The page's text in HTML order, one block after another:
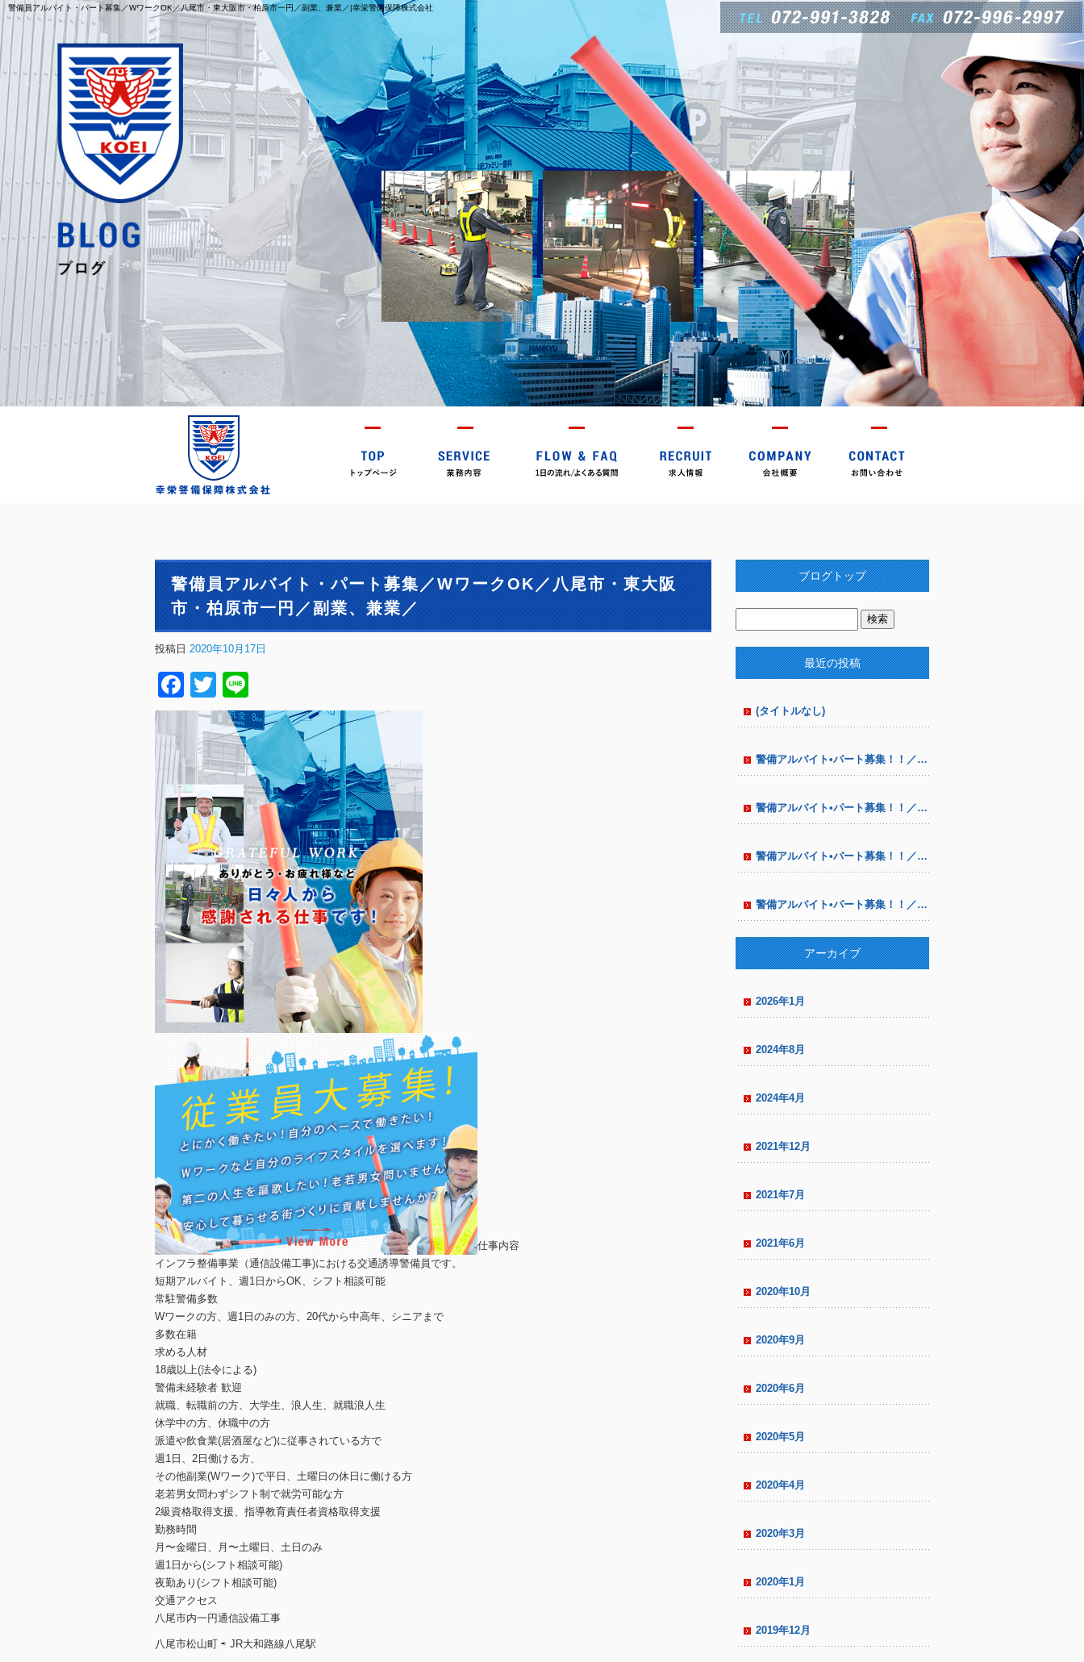
警備員アルバイト・パート募集／WワークOK／八尾市・東大阪市・柏原市一円／副業、兼業／|幸栄警備保障株式会社
警備員アルバイト・パート募集／WワークOK／八尾市・東大阪
市・柏原市一円／副業、兼業／
投稿日 2020年10月17日
Facebook
Twitter
仕事内容
インフラ整備事業（通信設備工事)における交通誘導警備員です。
短期アルバイト、週1日からOK、シフト相談可能
常駐警備多数
Wワークの方、週1日のみの方、20代から中高年、シニアまで
多数在籍
求める人材
18歳以上(法令による)
警備未経験者 歓迎
就職、転職前の方、大学生、浪人生、就職浪人生
休学中の方、休職中の方
派遣や飲食業(居酒屋など)に従事されている方で
週1日、2日働ける方、
その他副業(Wワーク)で平日、土曜日の休日に働ける方
老若男女問わずシフト制で就労可能な方
2級資格取得支援、指導教育責任者資格取得支援
勤務時間
月〜金曜日、月〜土曜日、土日のみ
週1日から(シフト相談可能)
夜勤あり(シフト相談可能)
交通アクセス
八尾市内一円通信設備工事
八尾市松山町 ⇨ JR大和路線八尾駅
ブログトップ
最近の投稿
(タイトルなし)
警備アルバイト•パート募集！！／八尾市•東大阪 市にて／中高年シニア多数在籍／通信設備工事の警備
警備アルバイト•パート募集！！／八尾市•東大阪市にて／中高年シニア多数在籍 ／通信設備工事の警備
警備アルバイト•パート募集！！／八尾市•東大阪市にて／中高年シニア多数在籍 ／通信設備工事の警備
警備アルバイト•パート募集！！／八尾市•東大阪市にて／中高年シニア多数在籍 ／通信設備工事の警備
アーカイブ
2026年1月
2024年8月
2024年4月
2021年12月
2021年7月
2021年6月
2020年10月
2020年9月
2020年6月
2020年5月
2020年4月
2020年3月
2020年1月
2019年12月